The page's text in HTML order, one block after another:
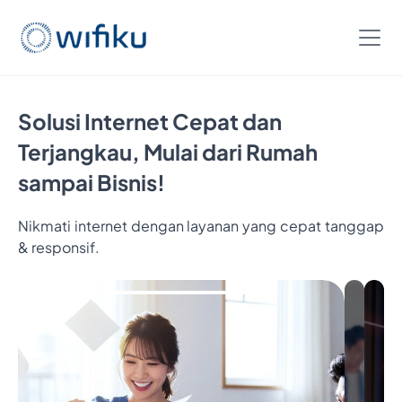
Solusi Internet Cepat dan
Terjangkau, Mulai dari Rumah
sampai Bisnis!
Nikmati internet dengan layanan yang cepat tanggap
& responsif.
Bayar
Bulan,
Nikmatin
Bulan
Cukup
Bayar